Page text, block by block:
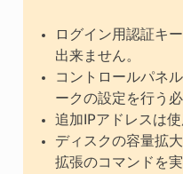
ログイン用認証キ
出来ません。
コントロールパネ
ークの設定を行う
追加IPアドレスは使
ディスクの容量拡
拡張のコマンドを